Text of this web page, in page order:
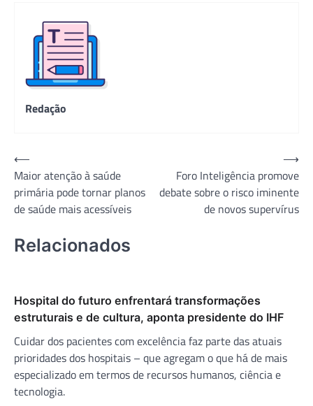
Redação
Navegação
de
Post
⟵
Maior atenção à saúde
primária pode tornar planos
de saúde mais acessíveis
Foro Inteligência promove
debate sobre o risco iminente
de novos supervírus
⟶
Relacionados
Hospital do futuro enfrentará transformações
estruturais e de cultura, aponta presidente do IHF
Cuidar dos pacientes com excelência faz parte das atuais
prioridades dos hospitais – que agregam o que há de mais
especializado em termos de recursos humanos, ciência e
tecnologia.